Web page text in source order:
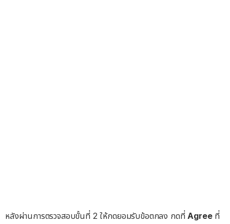
หลังผ่านการตรวจสอบขั้นที่ 2 ให้กดยอมรับข้อตกลง กดที่ Agreeที่